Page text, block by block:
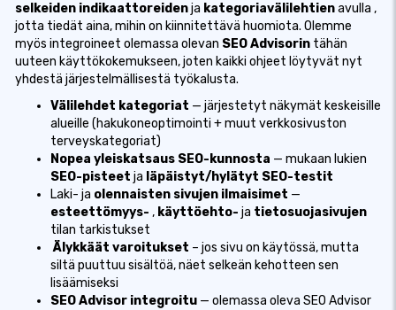
selkeiden indikaattoreidenja kategoriavälilehtienavulla ,
jotta tiedät aina, mihin on kiinnitettävä huomiota. Olemme
myös integroineet olemassa olevan SEO Advisorin tähän
uuteen käyttökokemukseen, joten kaikki ohjeet löytyvät nyt
yhdestä järjestelmällisestä työkalusta.
Välilehdet kategoriat — järjestetyt näkymät keskeisille
alueille (hakukoneoptimointi + muut verkkosivuston
terveyskategoriat)
Nopea yleiskatsaus SEO-kunnosta — mukaan lukien
SEO-pisteet ja läpäistyt/hylätyt SEO-testit
Laki- ja olennaisten sivujen ilmaisimet —
esteettömyys- , käyttöehto- ja tietosuojasivujen
tilan tarkistukset
Älykkäät varoitukset – jos sivu on käytössä, mutta
siltä puuttuu sisältöä, näet selkeän kehotteen sen
lisäämiseksi
SEO Advisor integroitu — olemassa oleva SEO Advisor